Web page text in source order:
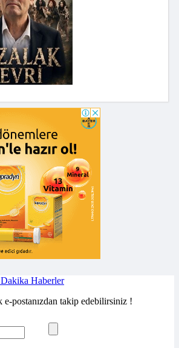
postanızdan takip edebilirsiniz !